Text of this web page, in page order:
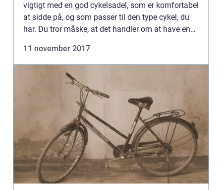
vigtigt med en god cykelsadel, som er komfortabel
at sidde på, og som passer til den type cykel, du
har. Du tror måske, at det handler om at have en
11 november 2017